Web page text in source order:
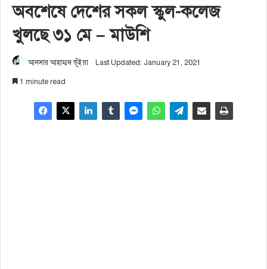
অবশেষে দেশের সকল স্কুল-কলেজ
খুলছে ৩১ মে – মাউশি
আনসার আহাম্মদ ভূঁইয়া Last Updated: January 21, 2021
1 minute read